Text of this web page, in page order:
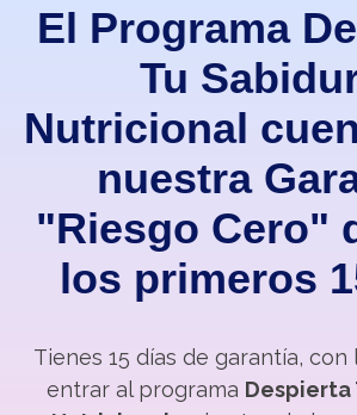
El Programa
Tu
Nutricional
nuestra
"Riesgo Cero"
los primeros
Tienes 15 días de garantía, con
entrar al programa Despierta